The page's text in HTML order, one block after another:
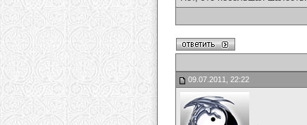
09.07.2011, 22:22